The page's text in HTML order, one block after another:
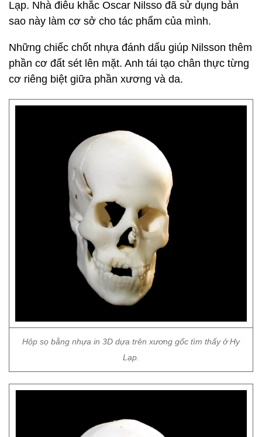
Lạp. Nhà điêu khắc Oscar Nilsso đã sử dụng bản
sao này làm cơ sở cho tác phẩm của mình.
Những chiếc chốt nhựa đánh dấu giúp Nilsson thêm
phần cơ đất sét lên mặt. Anh tái tạo chân thực từng
cơ riêng biệt giữa phần xương và da.
Hộp sọ bằng nhựa in 3D dựa trên xương gốc tìm thấy ở Hy
Lạp.